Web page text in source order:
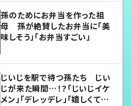
孫のためにお弁当を作った祖
母 孫が絶賛したお弁当に「美
味しそう」「お弁当すごい」
じいじを駅で待つ孫たち じい
じが来た瞬間…！？「じいじイケ
メン」「デレッデレ」「嬉しくて可